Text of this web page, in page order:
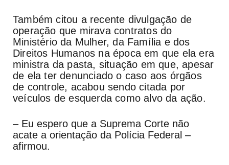
Também citou a recente divulgação de
operação que mirava contratos do
Ministério da Mulher, da Família e dos
Direitos Humanos na época em que ela era
ministra da pasta, situação em que, apesar
de ela ter denunciado o caso aos órgãos
de controle, acabou sendo citada por
veículos de esquerda como alvo da ação.
– Eu espero que a Suprema Corte não
acate a orientação da Polícia Federal –
afirmou.